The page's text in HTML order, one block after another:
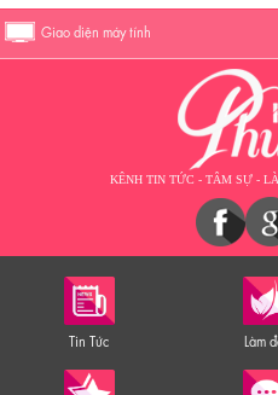
Giao diện máy tính
KÊNH TIN TỨC - TÂM SỰ -
Tin Tức Làm